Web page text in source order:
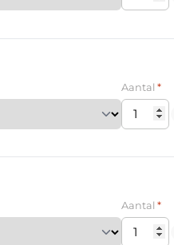
Aantal *
Aantal *